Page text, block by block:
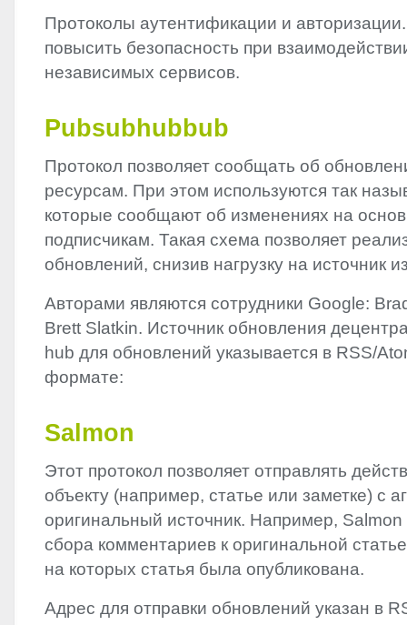
Протоколы аутентификации и
повысить безопасность при
независимых сервисов.
Pubsubhubbub
Протокол позволяет сообщать об
ресурсам. При этом используются так
которые сообщают об изменениях на
подписчикам. Такая схема позволяет
обновлений, снизив нагрузку на источник
Авторами являются сотрудники Google:
Brett Slatkin. Источник обновления
hub для обновлений указывается в RSS/
формате:
Salmon
Этот протокол позволяет отправлять
объекту (например, статье или заметке) с
оригинальный источник. Например, Salmon
сбора комментариев к оригинальной
на которых статья была опубликована.
Адрес для отправки обновлений указан в